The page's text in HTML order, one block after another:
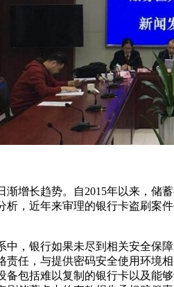
长趋势。自2015年以来，储
析，近年来审理的银行卡盗刷
银行如果未尽到相关安全保
任，与提供密码安全使用环境
包括难以复制的银行卡以及